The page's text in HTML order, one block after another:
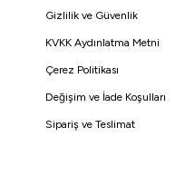
Gizlilik ve Güvenlik
KVKK Aydınlatma Metni
Çerez Politikası
Değişim ve İade Koşulları
Sipariş ve Teslimat